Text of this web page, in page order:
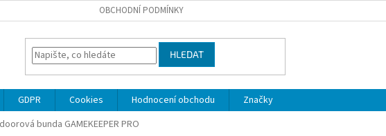
OBCHODNÍ PODMÍNKY
HLEDAT
GDPR Cookies Hodnocení obchodu
Značky
bunda GAMEKEEPER PRO